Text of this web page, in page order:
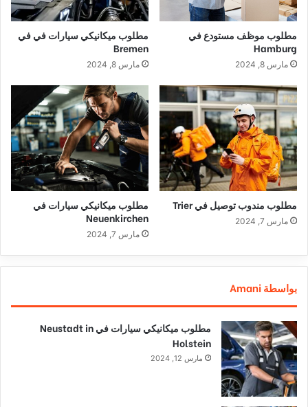
مطلوب موظف مستودع في
Hamburg
مارس 8, 2024
مطلوب ميكانيكي سيارات في في
Bremen
مارس 8, 2024
مطلوب مندوب توصيل في Trier
مارس 7, 2024
مطلوب ميكانيكي سيارات في
Neuenkirchen
مارس 7, 2024
بواسطة Amani
مطلوب ميكانيكي سيارات في Neustadt in
Holstein
مارس 12, 2024